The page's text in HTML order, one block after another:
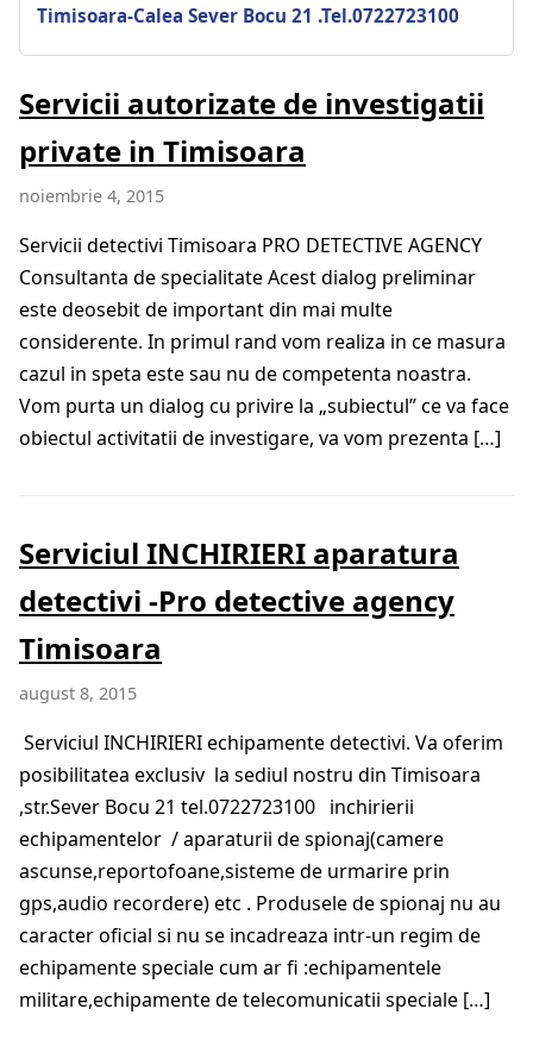
Timisoara-Calea Sever Bocu 21 .Tel.0722723100
Servicii autorizate de investigatii
private in Timisoara
noiembrie 4, 2015
Servicii detectivi Timisoara PRO DETECTIVE AGENCY
Consultanta de specialitate Acest dialog preliminar
este deosebit de important din mai multe
considerente. In primul rand vom realiza in ce masura
cazul in speta este sau nu de competenta noastra.
Vom purta un dialog cu privire la „subiectul” ce va face
obiectul activitatii de investigare, va vom prezenta […]
Serviciul INCHIRIERI aparatura
detectivi -Pro detective agency
Timisoara
august 8, 2015
Serviciul INCHIRIERI echipamente detectivi. Va oferim
posibilitatea exclusiv la sediul nostru din Timisoara
,str.Sever Bocu 21 tel.0722723100 inchirierii
echipamentelor / aparaturii de spionaj(camere
ascunse,reportofoane,sisteme de urmarire prin
gps,audio recordere) etc . Produsele de spionaj nu au
caracter oficial si nu se incadreaza intr-un regim de
echipamente speciale cum ar fi :echipamentele
militare,echipamente de telecomunicatii speciale […]